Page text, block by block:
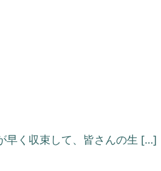
早く収束して、皆さんの生 […]